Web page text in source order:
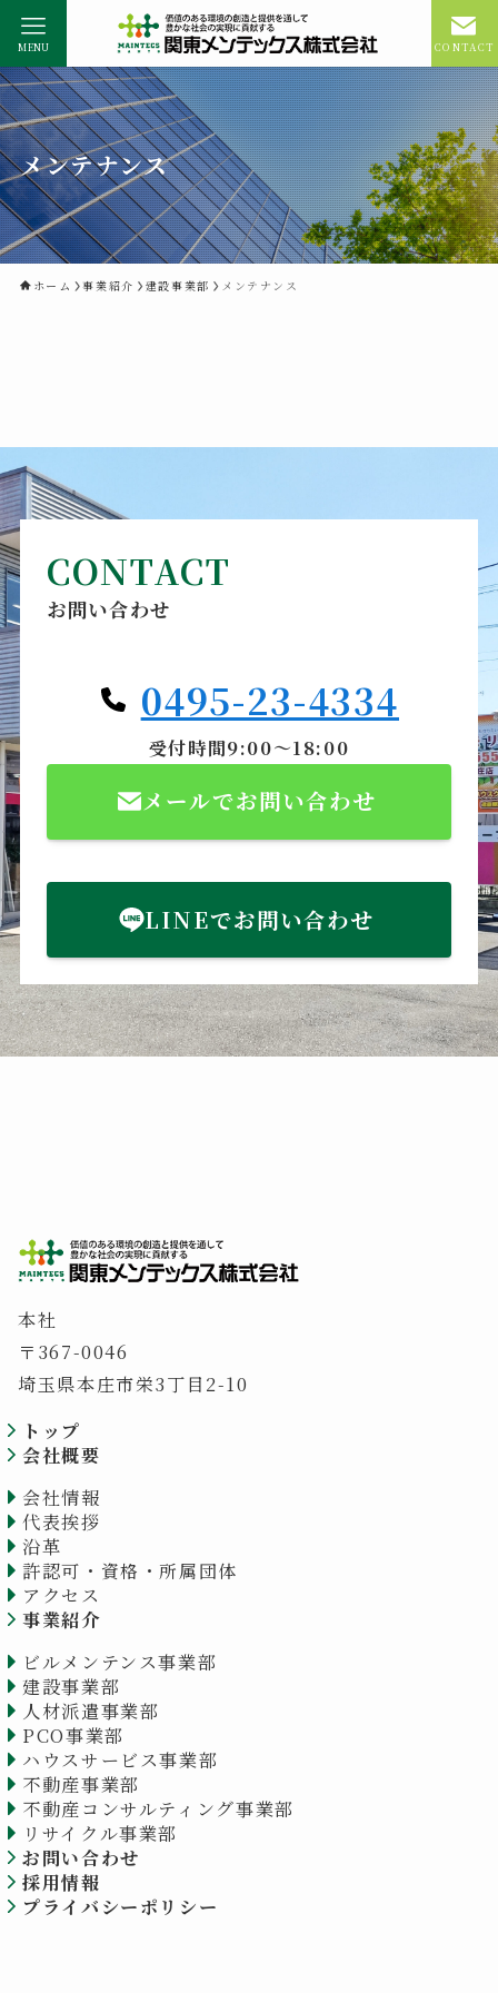
CONTACT
MENU
メンテナンス
ホーム 事業紹介 建設事業部 メンテナンス
CONTACT
お問い合わせ
0495-23-4334
受付時間9:00～18:00
メールでお問い合わせ
LINEでお問い合わせ
本社
〒367-0046
埼玉県本庄市栄3丁目2-10
トップ
会社概要
会社情報
代表挨拶
沿革
許認可・資格・所属団体
アクセス
事業紹介
ビルメンテンス事業部
建設事業部
人材派遣事業部
PCO事業部
ハウスサービス事業部
不動産事業部
不動産コンサルティング事業部
リサイクル事業部
お問い合わせ
採用情報
プライバシーポリシー